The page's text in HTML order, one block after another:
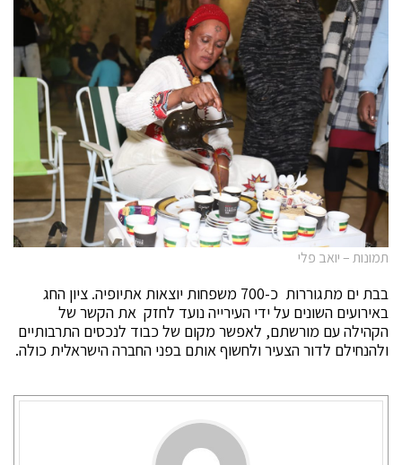
תמונות – יואב פלי
בבת ים מתגוררות כ-700 משפחות יוצאות אתיופיה. ציון החג
באירועים השונים על ידי העירייה נועד לחזק את הקשר של
הקהילה עם מורשתם, לאפשר מקום של כבוד לנכסים התרבותיים
ולהנחילם לדור הצעיר ולחשוף אותם בפני החברה הישראלית כולה.